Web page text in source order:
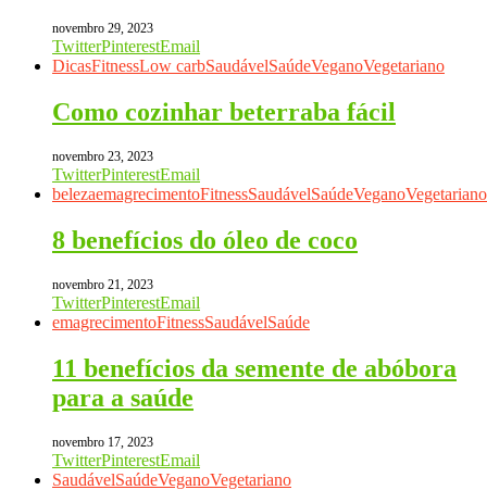
novembro 29, 2023
TwitterPinterestEmail
DicasFitnessLow carbSaudávelSaúdeVeganoVegetariano
Como cozinhar beterraba fácil
novembro 23, 2023
TwitterPinterestEmail
belezaemagrecimentoFitnessSaudávelSaúdeVeganoVegetariano
8 benefícios do óleo de coco
novembro 21, 2023
TwitterPinterestEmail
emagrecimentoFitnessSaudávelSaúde
11 benefícios da semente de abóbora
para a saúde
novembro 17, 2023
TwitterPinterestEmail
SaudávelSaúdeVeganoVegetariano